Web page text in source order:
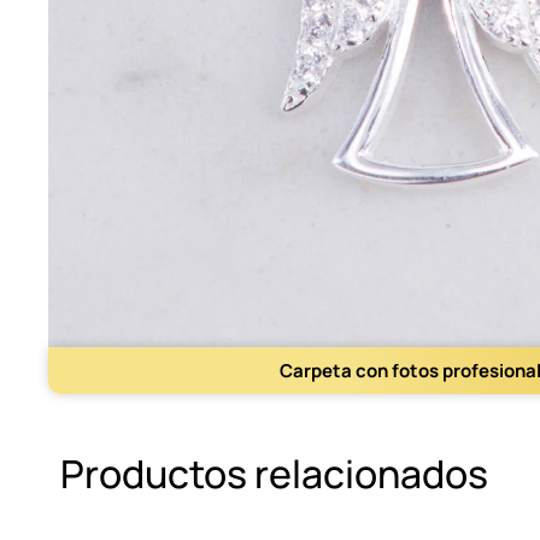
Carpeta con fotos
Productos relacionados